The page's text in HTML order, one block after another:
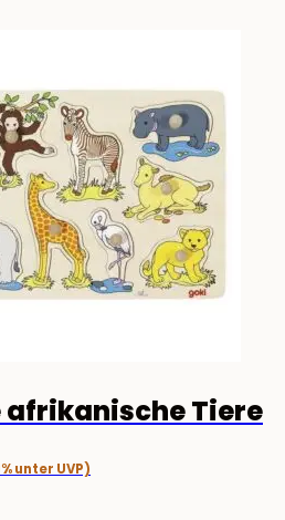
afrikanische Tiere